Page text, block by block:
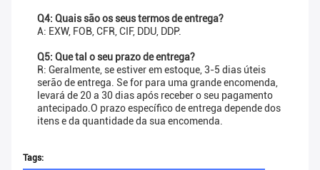
Q4: Quais são os seus termos de entrega?
A: EXW, FOB, CFR, CIF, DDU, DDP.
Q5: Que tal o seu prazo de entrega?
R: Geralmente, se estiver em estoque, 3-5 dias úteis
serão de entrega. Se for para uma grande encomenda,
levará de 20 a 30 dias após receber o seu pagamento
antecipado.O prazo específico de entrega depende dos
itens e da quantidade da sua encomenda.
Tags: